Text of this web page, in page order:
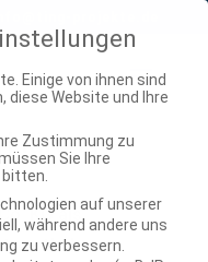
KG als
Einige von ihnen sind
diese Website und Ihre
Zustimmung zu
Sie Ihre
bitten.
auf unserer
während andere uns
zu verbessern.